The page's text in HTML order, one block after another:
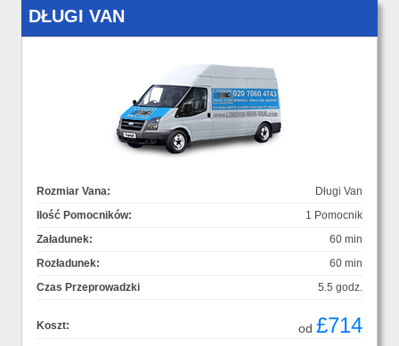
DŁUGI VAN
Rozmiar Vana:
Długi Van
Ilość Pomocników:
1 Pomocnik
Załadunek:
60 min
Rozładunek:
60 min
Czas Przeprowadzki
5.5 godz.
Koszt: od £714